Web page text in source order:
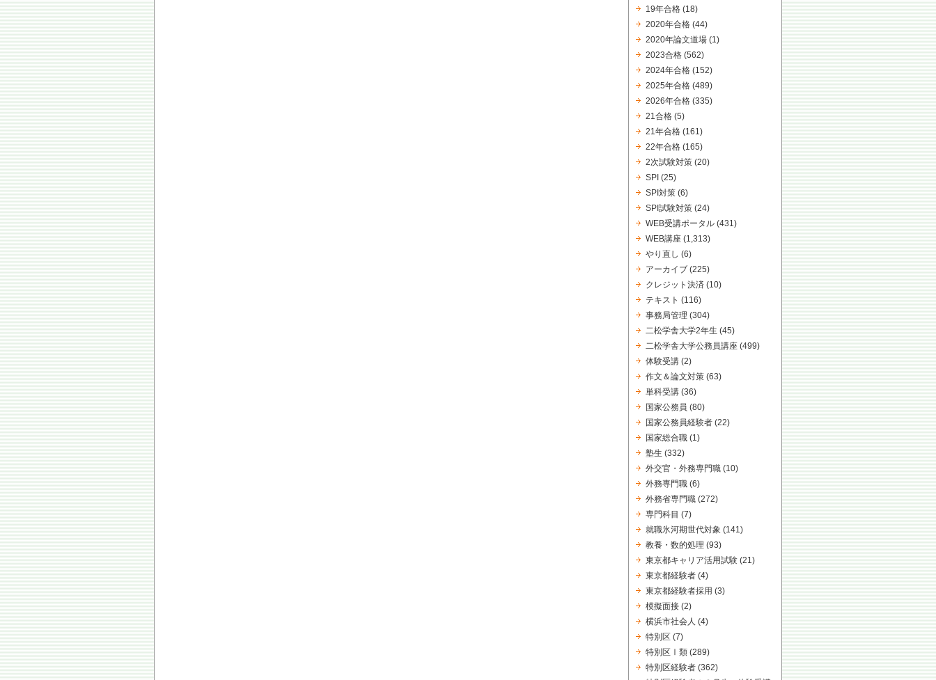
19年合格 (18)
2020年合格 (44)
2020年論文道場 (1)
2023合格 (562)
2024年合格 (152)
2025年合格 (489)
2026年合格 (335)
21合格 (5)
21年合格 (161)
22年合格 (165)
2次試験対策 (20)
SPI (25)
SPI対策 (6)
SPI試験対策 (24)
WEB受講ポータル (431)
WEB講座 (1,313)
やり直し (6)
アーカイブ (225)
クレジット決済 (10)
テキスト (116)
事務局管理 (304)
二松学舎大学2年生 (45)
二松学舎大学公務員講座 (499)
体験受講 (2)
作文＆論文対策 (63)
単科受講 (36)
国家公務員 (80)
国家公務員経験者 (22)
国家総合職 (1)
塾生 (332)
外交官・外務専門職 (10)
外務専門職 (6)
外務省専門職 (272)
専門科目 (7)
就職氷河期世代対象 (141)
教養・数的処理 (93)
東京都キャリア活用試験 (21)
東京都経験者 (4)
東京都経験者採用 (3)
模擬面接 (2)
横浜市社会人 (4)
特別区 (7)
特別区Ⅰ類 (289)
特別区経験者 (362)